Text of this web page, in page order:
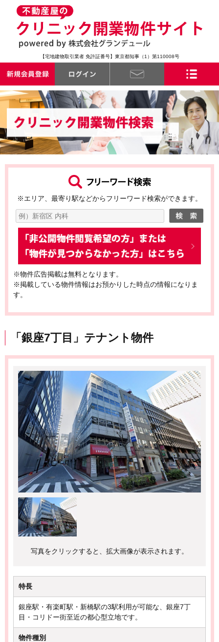
【宅地建物取引業者 免許証番号】東京都知事（1）第110008号
※エリア、最寄り駅などからフリーワード検索ができます。
※物件広告掲載は無料となります。
※掲載している物件情報はお預かりした時点の情報になりま
す。
「銀座7丁目」テナント物件
写真をクリックすると、拡大画像が表示されます。
特長
銀座駅・有楽町駅・新橋駅の3駅利用が可能な、銀座7丁
目・コリドー街至近の都心型立地です。
物件種別